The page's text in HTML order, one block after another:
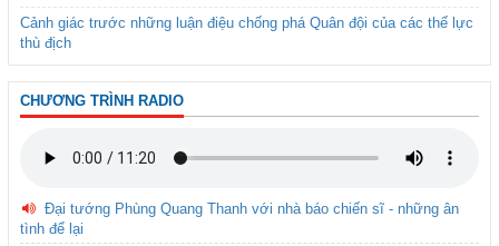
Cảnh giác trước những luận điệu chống phá Quân đội của các thế lực
thù địch
CHƯƠNG TRÌNH RADIO
Đại tướng Phùng Quang Thanh với nhà báo chiến sĩ - những ân
tình để lại